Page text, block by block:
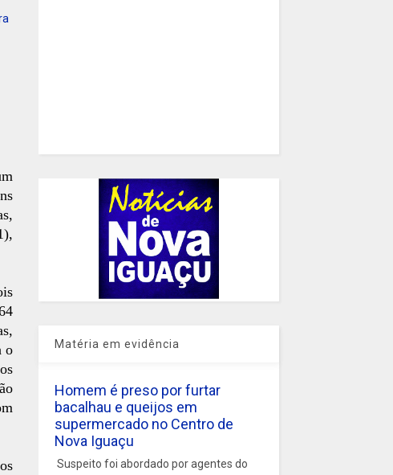
o
Matéria em evidência
Homem é preso por furtar
bacalhau e queijos em
supermercado no Centro de
Nova Iguaçu
Suspeito foi abordado por agentes do